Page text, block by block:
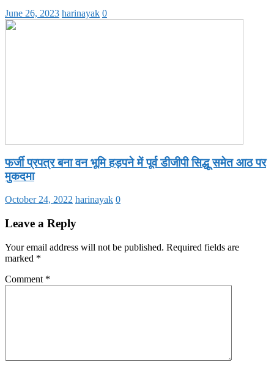
June 26, 2023 harinayak 0
फर्जी प्रपत्र बना वन भूमि हड़पने में पूर्व डीजीपी सिद्धू समेत आठ पर
मुकदमा
October 24, 2022 harinayak 0
Leave a Reply
Your email address will not be published. Required fields are
marked *
Comment *